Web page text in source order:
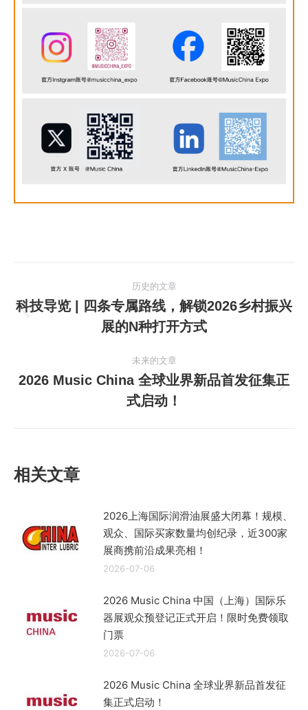
章
历史的文章
历
史
文
章：
科技导览 | 四条专属路线，解锁2026乡村振兴
展的N种打开方式
未来的文章
未
来
2026 Music China 全球业界新品首发征集正
式启动！
相关文章
2026上海国际润滑油展盛大闭幕！规模、
观众、国际买家数量均创纪录，近300家
展商携前沿成果亮相！
2026-07-06
2026 Music China 中国（上海）国际乐
器展观众预登记正式开启！限时免费领取
门票
2026-07-06
2026 Music China 全球业界新品首发征
集正式启动！